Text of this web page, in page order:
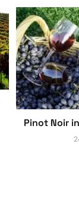
Pinot Noir